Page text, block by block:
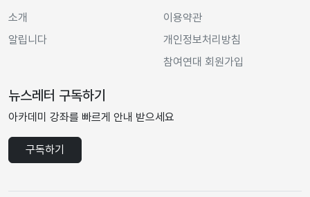
소개
알립니다
이용약관
개인정보처리방침
참여연대 회원가입
뉴스레터 구독하기
아카데미 강좌를 빠르게 안내 받으세요
구독하기